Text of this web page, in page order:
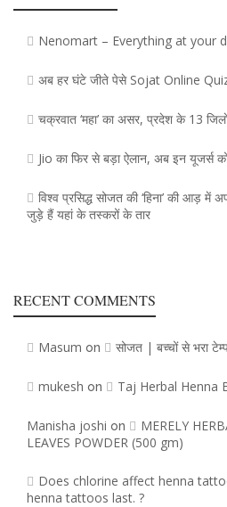
Nenomart – Everything at your
अब हर घंटे जीते पेसे Sojat Online
चक्रवात ‘महा’ का असर, प्रदेश के 13 जिलाें
Jio का फिर से बड़ा ऐलान, अब इन यूजर्स
विश्व प्रसिद्ध सोजत की ‘हिना’ की आड़
जुड़े हैं यहां के तस्करों के तार
RECENT COMMENTS
Masum on सोजत | बच्चों से भरा
mukesh on Taj Herbal Henna
Manisha joshi on
MERELY
LEAVES POWDER (500 gm)
Does chlorine affect henna
henna tattoos last. ?